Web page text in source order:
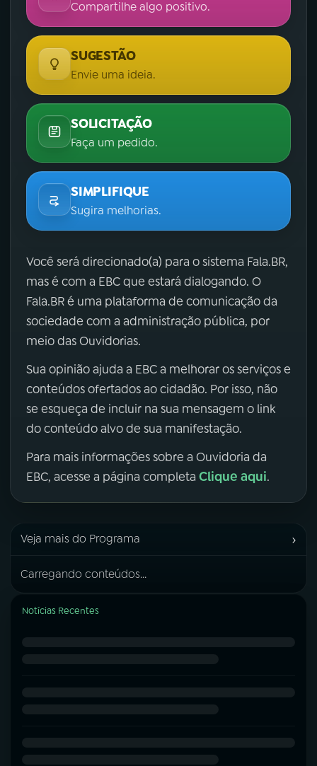
Compartilhe algo positivo.
SUGESTÃO
Envie uma ideia.
SOLICITAÇÃO
Faça um pedido.
SIMPLIFIQUE
Sugira melhorias.
Você será direcionado(a) para o sistema Fala.BR,
mas é com a EBC que estará dialogando. O
Fala.BR é uma plataforma de comunicação da
sociedade com a administração pública, por
meio das Ouvidorias.
Sua opinião ajuda a EBC a melhorar os serviços e
conteúdos ofertados ao cidadão. Por isso, não
se esqueça de incluir na sua mensagem o link
do conteúdo alvo de sua manifestação.
Para mais informações sobre a Ouvidoria da
EBC, acesse a página completa Clique aqui.
Veja mais do Programa ›
Carregando conteúdos...
Notícias Recentes